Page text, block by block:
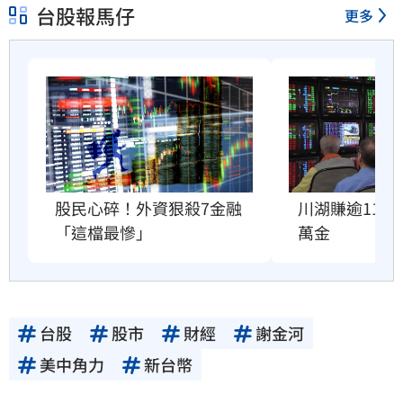
台股報馬仔 更多
股民心碎！外資狠殺7金融
「這檔最慘」
川湖賺逾11股
萬金
台股 股市 財經
謝金河
美中角力
新台幣